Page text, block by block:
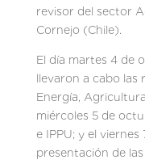
revisor del sector
Cornejo (Chile).
El día martes 4 de
llevaron a cabo las
Energía,
miércoles 5 de
e IPPU; y el
presentación de